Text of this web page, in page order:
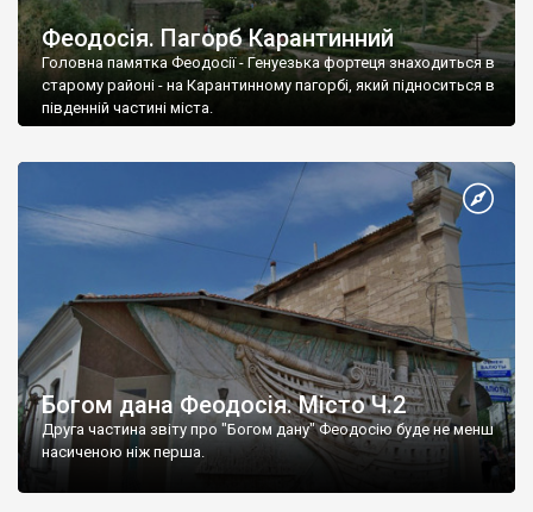
Феодосія. Пагорб Карантинний
Головна памятка Феодосії - Генуезька фортеця знаходиться в
старому районі - на Карантинному пагорбі, який підноситься в
південній частині міста.
Богом дана Феодосія. Місто Ч.2
Друга частина звіту про "Богом дану" Феодосію буде не менш
насиченою ніж перша.